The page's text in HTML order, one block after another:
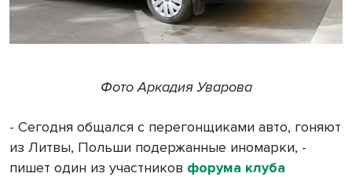
Фото Аркадия Уварова
- Сегодня общался с перегонщиками авто, гоняют
из Литвы, Польши подержанные иномарки, -
пишет один из участников форума клуба